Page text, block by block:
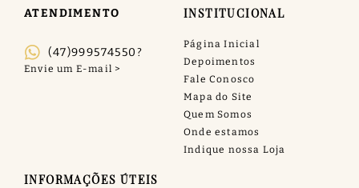
ATENDIMENTO
(47)999574550?
INSTITUCIONAL
Página Inicial
Depoimentos
Fale Conosco
Mapa do Site
Quem Somos
Onde estamos
Indique nossa Loja
INFORMAÇÕES ÚTEIS